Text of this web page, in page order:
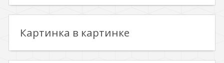
Картинка в картинке